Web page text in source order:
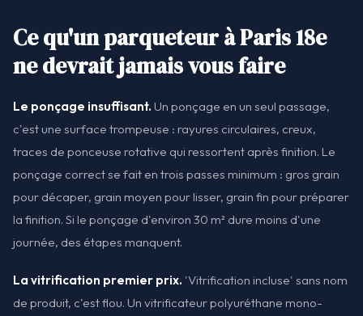
Ce qu'un parqueteur à Paris 18e
ne devrait jamais vous faire
Le ponçage insuffisant. Un ponçage en un seul passage,
c'est une surface trompeuse : rayures circulaires, creux,
traces de ponceuse rotative qui ressortent après finition. Le
ponçage correct se fait en trois passes minimum : gros grain
pour décaper, grain moyen pour lisser, grain fin pour préparer
la finition. Si le ponçage d'environ 30 m² dure moins d'une
journée, des étapes manquent.
La vitrification premier prix. 'Vitrification incluse' sans nom
de produit, c'est flou. Un vitrificateur polyuréthane mono-